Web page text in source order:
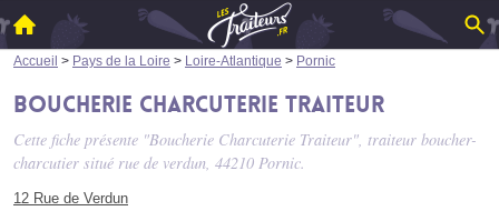
Accueil > Pays de la Loire > Loire-Atlantique > Pornic
Boucherie Charcuterie Traiteur
Cette fiche présente "Boucherie Charcuterie Traiteur", traiteur boucher-
charcutier situé rue de verdun, 44210 Pornic.
12 Rue de Verdun